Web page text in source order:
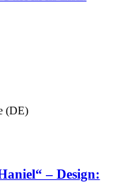
(DE)
– Design: